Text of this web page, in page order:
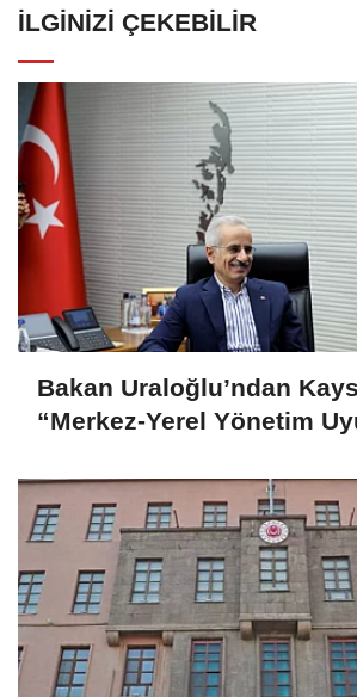
İLGINIZI ÇEKEBILIR
Bakan Uraloğlu’ndan
“Merkez-Yerel Yönetim